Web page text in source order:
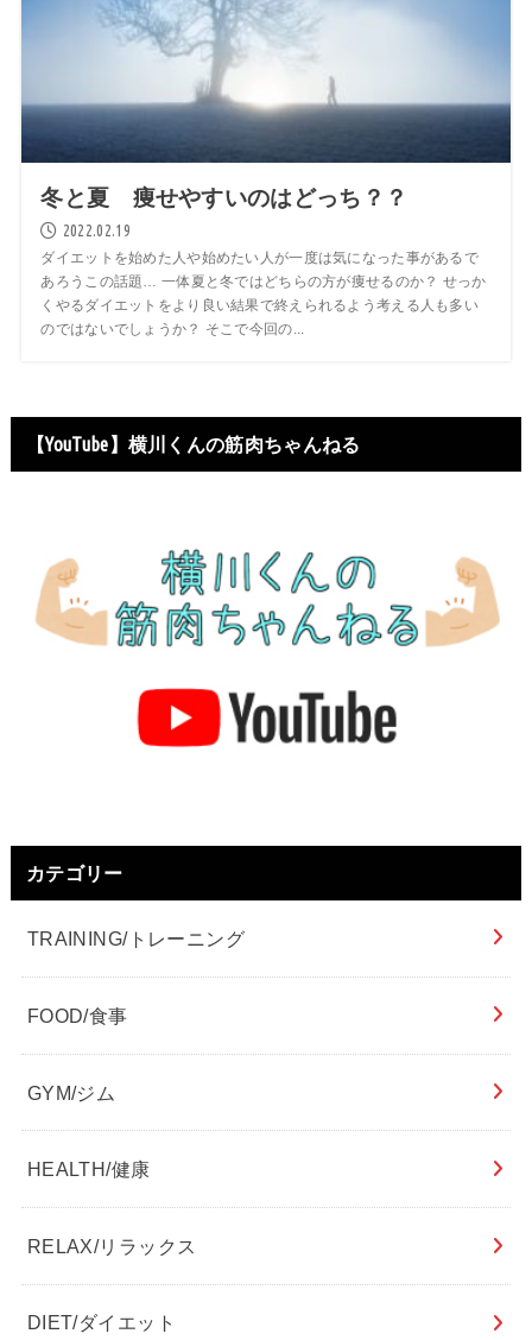
冬と夏 痩せやすいのはどっち？？
2022.02.19
ダイエットを始めた人や始めたい人が一度は気になった事があるで
あろうこの話題… 一体夏と冬ではどちらの方が痩せるのか？ せっか
くやるダイエットをより良い結果で終えられるよう考える人も多い
のではないでしょうか？ そこで今回の...
【YouTube】横川くんの筋肉ちゃんねる
カテゴリー
TRAINING/トレーニング
FOOD/食事
GYM/ジム
HEALTH/健康
RELAX/リラックス
DIET/ダイエット